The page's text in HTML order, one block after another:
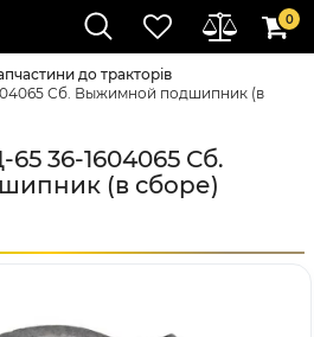
0
до тракторів
Сб. Выжимной подшипник (в
36-1604065 Сб.
(в сборе)